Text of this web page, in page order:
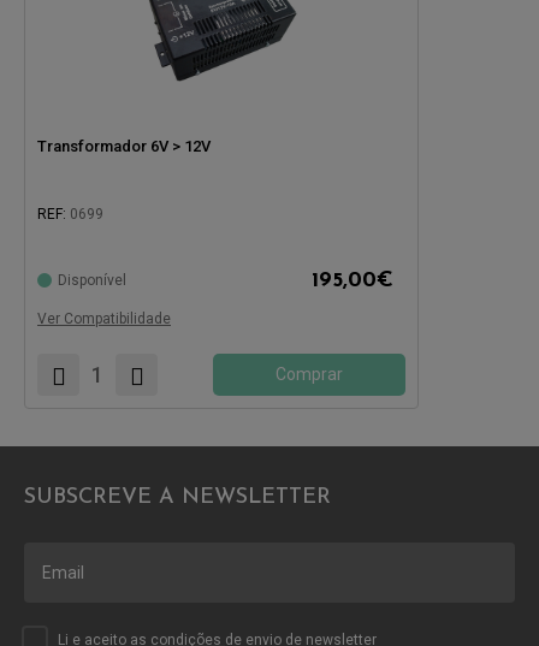
Transformador 6V > 12V
REF: 0699
Disponível 195,00€
Ver Compatibilidade
Comprar
SUBSCREVE A NEWSLETTER
Li e aceito as condições de envio de newsletter